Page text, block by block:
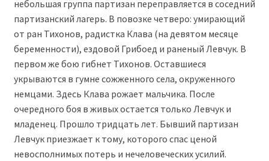
небольшая группа партизан переправляется в соседний
партизанский лагерь. В повозке четверо: умирающий
от ран Тихонов, радистка Клава (на девятом месяце
беременности), ездовой Грибоед и раненый Левчук. В
первом же бою гибнет Тихонов. Оставшиеся
укрываются в гумне сожженного села, окруженного
немцами. Здесь Клава рожает мальчика. После
очередного боя в живых остается только Левчук и
младенец. Прошло тридцать лет. Бывший партизан
Левчук приезжает к тому, которого спас ценой
невосполнимых потерь и нечеловеческих усилий.